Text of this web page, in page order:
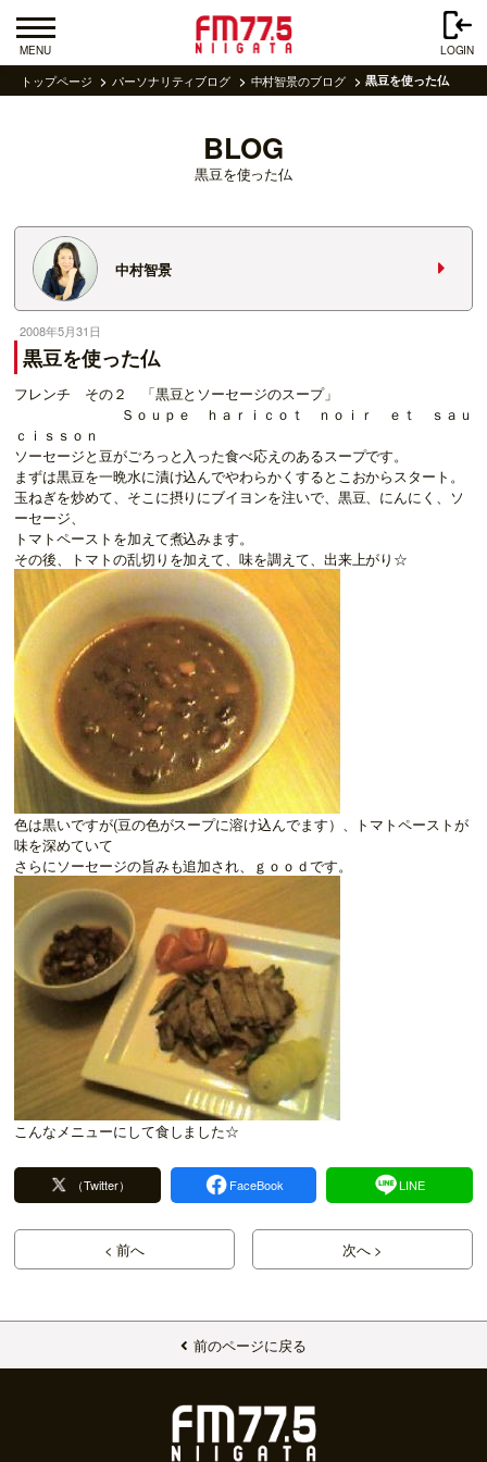
MENU LOGIN
トップページ パーソナリティブログ 中村智景のブログ 黒豆を使った仏
BLOG
黒豆を使った仏
中村智景
2008年5月31日
黒豆を使った仏
フレンチ その２ 「黒豆とソーセージのスープ」
Ｓｏｕｐｅ ｈａｒｉｃｏｔ ｎｏｉｒ ｅｔ ｓａｕ
ｃｉｓｓｏｎ
ソーセージと豆がごろっと入った食べ応えのあるスープです。
まずは黒豆を一晩水に漬け込んでやわらかくするとこおからスタート。
玉ねぎを炒めて、そこに摂りにブイヨンを注いで、黒豆、にんにく、ソ
ーセージ、
トマトペーストを加えて煮込みます。
その後、トマトの乱切りを加えて、味を調えて、出来上がり☆
色は黒いですが(豆の色がスープに溶け込んでます）、トマトペーストが
味を深めていて
さらにソーセージの旨みも追加され、ｇｏｏｄです。
こんなメニューにして食しました☆
（Twitter） FaceBook LINE
< 前へ 次へ >
前のページに戻る